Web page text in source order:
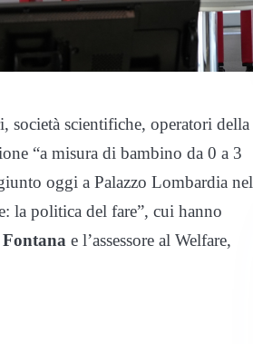
scientifiche, operatori della
“a misura di bambino da 0 a 3
oggi a Palazzo Lombardia nel
la politica del fare”, cui hanno
e l’assessore al Welfare,